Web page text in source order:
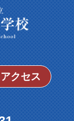
アクセス